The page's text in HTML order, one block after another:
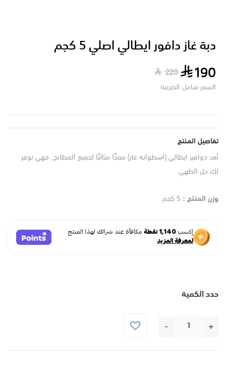
دبة غاز دافور ايطالي اصلي 5 كجم
190
220
السعر شامل الضريبة
تفاصيل المنتج
تُعد دوافير ايطالي (اسطوانة غاز) منتجًا مثاليًا لجميع المطابخ. فهي توفر
لك حل الطهي
وزن المنتج : 5 كجم
حدد الكمية
+
-